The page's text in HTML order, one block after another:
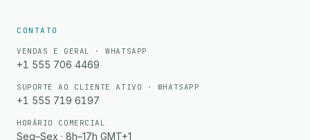
CONTATO
VENDAS E GERAL · WHATSAPP
+1 555 706 4469
SUPORTE AO CLIENTE ATIVO · WHATSAPP
+1 555 719 6197
HORÁRIO COMERCIAL
Seg–Sex · 8h–17h GMT+1